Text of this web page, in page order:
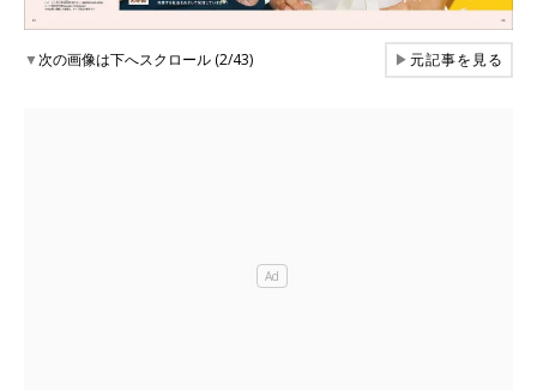
▼次の画像は下へスクロール (2/43) ▶元記事を見る